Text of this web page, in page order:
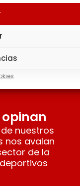
MÜSLI 500 GR
nuestros
nos avalan
de la